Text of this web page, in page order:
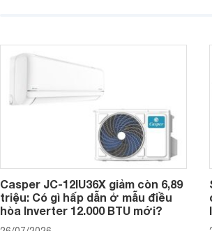
nhiều tính năng và công nghệ hiện đại.
Casper JC-12IU36X giảm còn 6,89
triệu: Có gì hấp dẫn ở mẫu điều
hòa Inverter 12.000 BTU mới?